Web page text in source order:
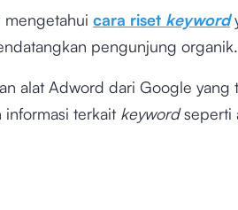
mengetahui cara riset keyword
pengunjung organik.
alat Adword dari Google yang
terkait keywordseperti